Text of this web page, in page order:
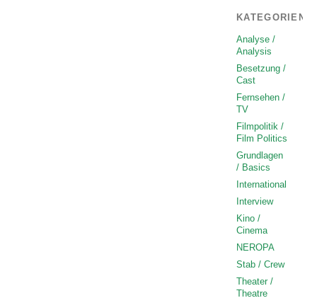
KATEGORIEN
Analyse /
Analysis
Besetzung /
Cast
Fernsehen /
TV
Filmpolitik /
Film Politics
Grundlagen
/ Basics
International
Interview
Kino /
Cinema
NEROPA
Stab / Crew
Theater /
Theatre